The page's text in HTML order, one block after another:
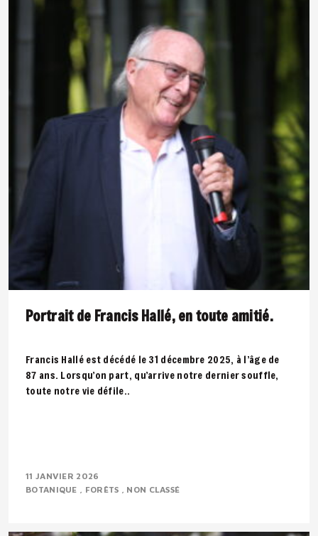
Portrait de Francis Hallé, en toute amitié.
Francis Hallé est décédé le 31 décembre 2025, à l’âge de
87 ans. Lorsqu’on part, qu’arrive notre dernier souffle,
toute notre vie défile..
11 JANVIER 2026
BOTANIQUE
FORÊTS NON CLASSÉ